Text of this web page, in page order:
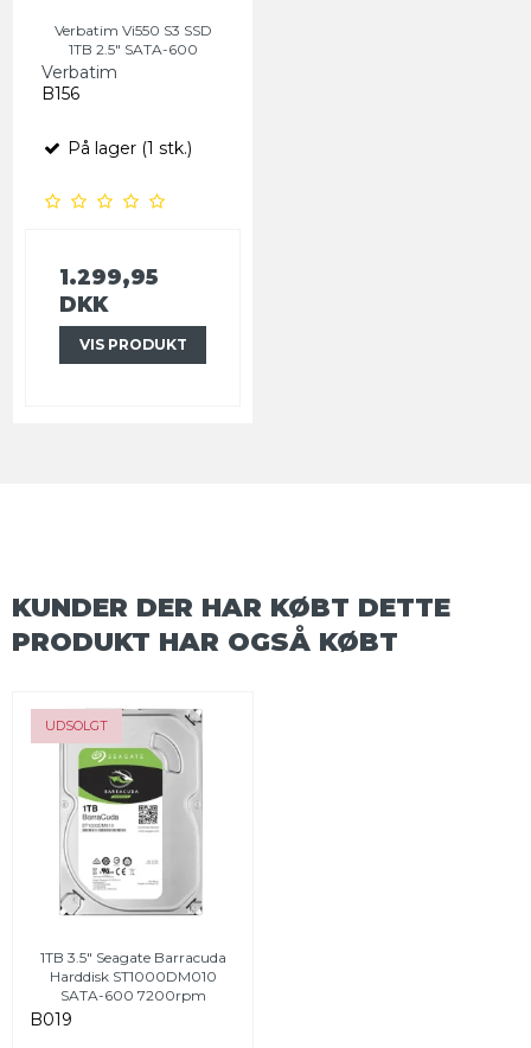
Verbatim Vi550 S3 SSD
1TB 2.5" SATA-600
Verbatim
B156
På lager (1 stk.)
1.299,95
DKK
VIS PRODUKT
KUNDER DER HAR KØBT DETTE
PRODUKT HAR OGSÅ KØBT
UDSOLGT
1TB 3.5" Seagate Barracuda
Harddisk ST1000DM010
SATA-600 7200rpm
B019